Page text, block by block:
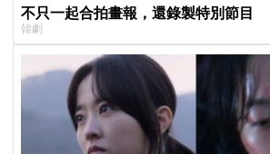
不只一起合拍畫報，還錄製特別節目
韓劇